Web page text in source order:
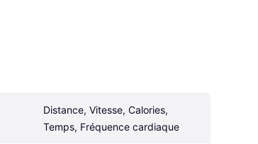
Distance, Vitesse, Calories,
Temps, Fréquence cardiaque